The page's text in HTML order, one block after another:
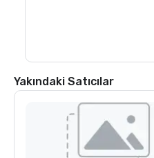
Yakındaki Satıcılar